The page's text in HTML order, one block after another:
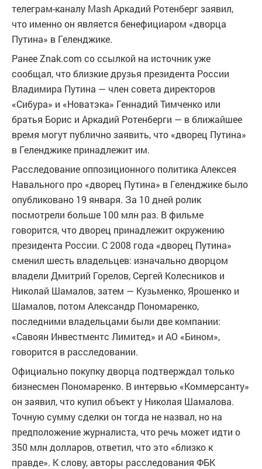
телеграм-каналу Mash Аркадий Ротенберг заявил,
что именно он является бенефициаром «дворца
Путина» в Геленджике.
Ранее Znak.com со ссылкой на источник уже
сообщал, что близкие друзья президента России
Владимира Путина — член совета директоров
«Сибура» и «Новатэка» Геннадий Тимченко или
братья Борис и Аркадий Ротенберги — в ближайшее
время могут публично заявить, что «дворец Путина»
в Геленджике принадлежит им.
Расследование оппозиционного политика Алексея
Навального про «дворец Путина» в Геленджике было
опубликовано 19 января. За 10 дней ролик
посмотрели больше 100 млн раз. В фильме
говорится, что дворец принадлежит окружению
президента России. С 2008 года «дворец Путина»
сменил шесть владельцев: изначально дворцом
владели Дмитрий Горелов, Сергей Колесников и
Николай Шамалов, затем — Кузьменко, Ярошенко и
Шамалов, потом Александр Пономаренко,
последними владельцами были две компании:
«Савоян Инвестментс Лимитед» и АО «Бином»,
говорится в расследовании.
Официально покупку дворца подтверждал только
бизнесмен Пономаренко. В интервью «Коммерсанту»
он заявил, что купил объект у Николая Шамалова.
Точную сумму сделки он тогда не назвал, но на
предположение журналиста, что речь может идти о
350 млн долларов, ответил, что это «близко к
правде». К слову, авторы расследования ФБК